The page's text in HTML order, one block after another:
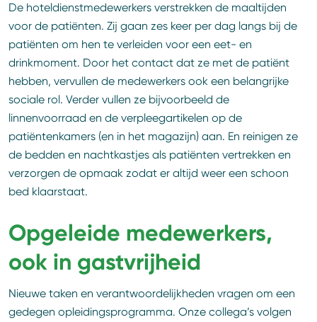
De hoteldienstmedewerkers verstrekken de maaltijden
voor de patiënten. Zij gaan zes keer per dag langs bij de
patiënten om hen te verleiden voor een eet- en
drinkmoment. Door het contact dat ze met de patiënt
hebben, vervullen de medewerkers ook een belangrijke
sociale rol. Verder vullen ze bijvoorbeeld de
linnenvoorraad en de verpleegartikelen op de
patiëntenkamers (en in het magazijn) aan. En reinigen ze
de bedden en nachtkastjes als patiënten vertrekken en
verzorgen de opmaak zodat er altijd weer een schoon
bed klaarstaat.
Opgeleide medewerkers,
ook in gastvrijheid
Nieuwe taken en verantwoordelijkheden vragen om een
gedegen opleidingsprogramma. Onze collega’s volgen